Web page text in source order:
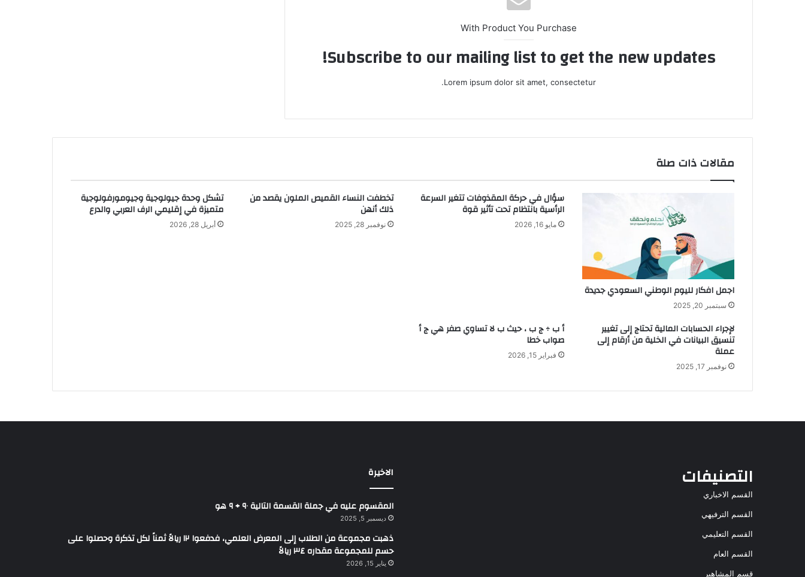
With Product You Purchase
Subscribe to our mailing list to get the new updates!
Lorem ipsum dolor sit amet, consectetur.
مقالات ذات صلة
اجمل افكار لليوم الوطني السعودي جديدة
سبتمبر 20, 2025
سؤال في حركة المقذوفات تتغير السرعة
الرأسية بانتظام تحت تأثير قوة
مايو 16, 2026
تخطفت النساء القميص الملون يقصد من
ذلك أنهن
نوفمبر 28, 2025
تشكل وحدة جيولوجية وجيومورفولوجية
متميزة في إقليمي الرف العربي والدرع
أبريل 28, 2026
لإجراء الحسابات المالية تحتاج إلى تغيير
تنسيق البيانات في الخلية من أرقام إلى
عملة
نوفمبر 17, 2025
أ ب ÷ ج ب ، حيث ب لا تساوي صفر هي ج أ
صواب خطا
فبراير 15, 2026
التصنيفات
القسم الاخباري
القسم الترفيهي
القسم التعليمي
القسم العام
قسم المشاهير
الاخيرة
المقسوم عليه في جملة القسمة التالية ٩٠ + ٩ هو
ديسمبر 5, 2025
ذهبت مجموعة من الطلاب إلى المعرض العلمي، فدفعوا ١٢ ريالاً ثمناً لكل تذكرة وحصلوا على
حسم للمجموعة مقداره ٣٤ ريالاً
يناير 15, 2026